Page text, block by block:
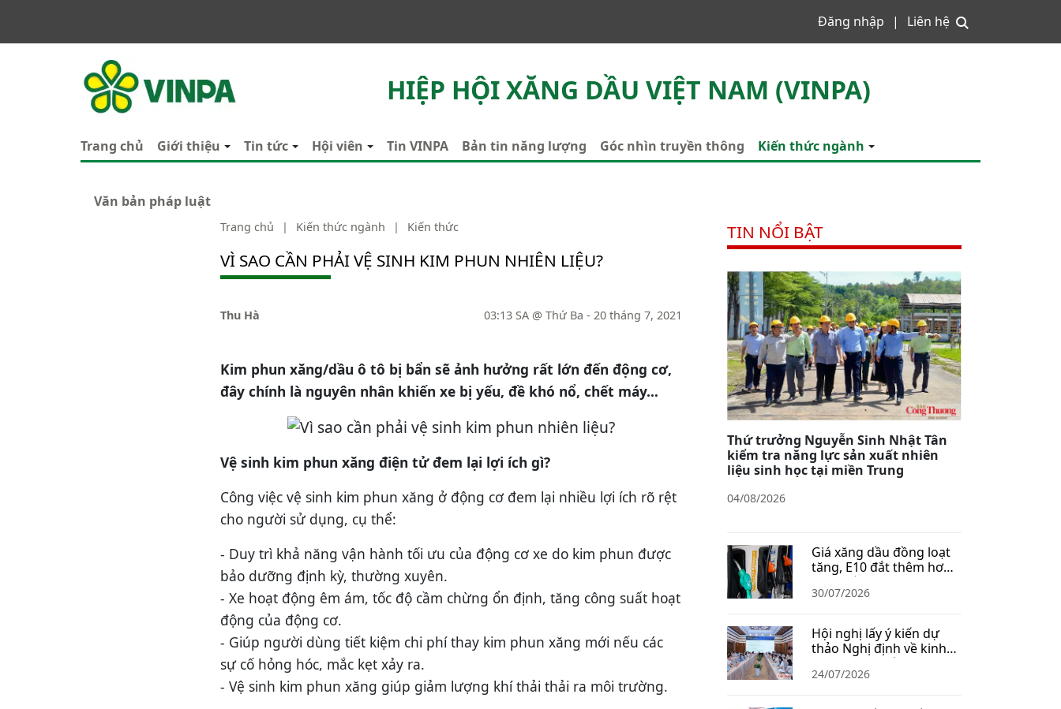
Đăng nhập Liên hệ
VINPA
HIỆP HỘI XĂNG DẦU VIỆT NAM (VINPA)
Trang chủ Giới thiệu Tin tức Hội viên Tin VINPA Bản tin năng lượng Góc nhìn truyền thông Kiến thức ngành
Văn bản pháp luật
Trang chủ | Kiến thức ngành | Kiến thức
VÌ SAO CẦN PHẢI VỆ SINH KIM PHUN NHIÊN LIỆU?
Thu Hà 03:13 SA @ Thứ Ba - 20 tháng 7, 2021
Kim phun xăng/dầu ô tô bị bẩn sẽ ảnh hưởng rất lớn đến động cơ,
đây chính là nguyên nhân khiến xe bị yếu, đề khó nổ, chết máy…
Vệ sinh kim phun xăng điện tử đem lại lợi ích gì?
Công việc vệ sinh kim phun xăng ở động cơ đem lại nhiều lợi ích rõ rệt
cho người sử dụng, cụ thể:
- Duy trì khả năng vận hành tối ưu của động cơ xe do kim phun được
bảo dưỡng định kỳ, thường xuyên.
- Xe hoạt động êm ám, tốc độ cầm chừng ổn định, tăng công suất hoạt
động của động cơ.
- Giúp người dùng tiết kiệm chi phí thay kim phun xăng mới nếu các
sự cố hỏng hóc, mắc kẹt xảy ra.
- Vệ sinh kim phun xăng giúp giảm lượng khí thải thải ra môi trường.
TIN NỔI BẬT
Thứ trưởng Nguyễn Sinh Nhật Tân
kiểm tra năng lực sản xuất nhiên
liệu sinh học tại miền Trung
04/08/2026
Giá xăng dầu đồng loạt
tăng, E10 đắt thêm hơn
1.400 đồng/lít
30/07/2026
Hội nghị lấy ý kiến dự
thảo Nghị định về kinh
doanh xăng dầu
24/07/2026